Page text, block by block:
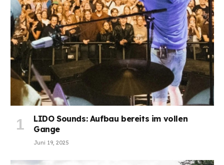
LIDO Sounds: Aufbau bereits im vollen
Gange
Juni 19, 2025